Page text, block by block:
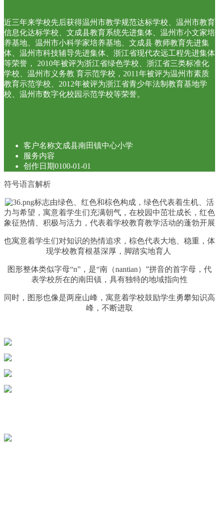
近三年来学校先后获得温州市教学规范达标学校、温州市教育
信息化达标学校、文成县教育系统先进集体、温州市小文家培
养基地、温州市小科学家培养基地、文成县 教师教育先进集
体、温州市科技辅导先进集体、浙江省现代农远工程先进集体
等荣誉， 2010年被评为浙江省绿色学校、浙江省三类标准化
学校、温州市义务教 育示范学校，2011年被评为温州市素质
教育示范学校、2012年被评为浙江省青少年法制教育基地学
校、温州市数字化校园示范学校等荣誉。
客户名称文成县南田镇中心小学
服务内容
创作日期0100-01-01
符号语言解析
标志由绿色、红色和棕色构成，绿色代表着生机、活
力与希望，寓意着学生们充满朝气，在校园中茁壮成长，红色
象征热情、积极与活力，代表着学校教育教学活动的蓬勃开展
也寓意着学生们对知识的热情追求，棕色代表大地、稳重，体
现学校教育根基深厚，脚踏实地育人
图形整体类似字母“n”，是“南（nantian）”拼音的首字母，代
表学校所在的南田镇，具有独特的地域指向性
同时，图形也像是两座山峰，寓意着学校鼓励学生勇攀知识高
峰，不断进取